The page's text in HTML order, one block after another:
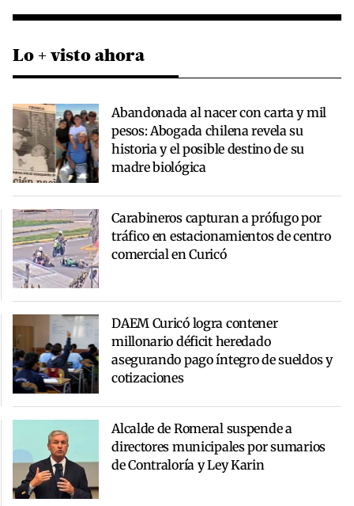
Lo + visto ahora
Abandonada al nacer con carta y mil
pesos: Abogada chilena revela su
historia y el posible destino de su
madre biológica
Carabineros capturan a prófugo por
tráfico en estacionamientos de centro
comercial en Curicó
DAEM Curicó logra contener
millonario déficit heredado
asegurando pago íntegro de sueldos y
cotizaciones
Alcalde de Romeral suspende a
directores municipales por sumarios
de Contraloría y Ley Karin